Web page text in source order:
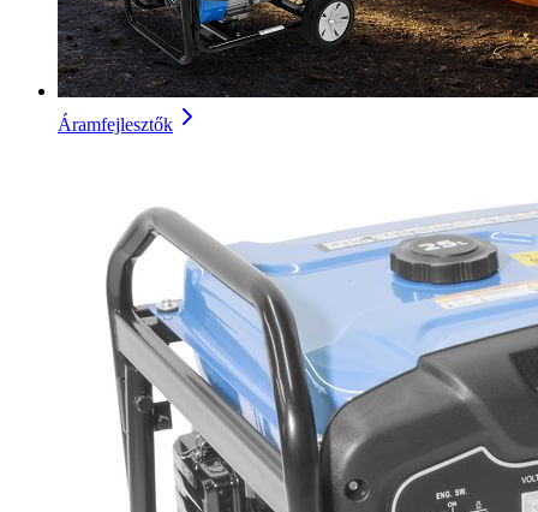
Áramfejlesztők